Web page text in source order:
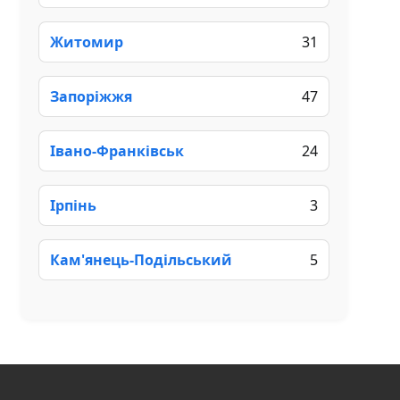
Житомир 31
Запоріжжя 47
Івано-Франківськ 24
Ірпінь 3
Кам'янець-Подільський 5